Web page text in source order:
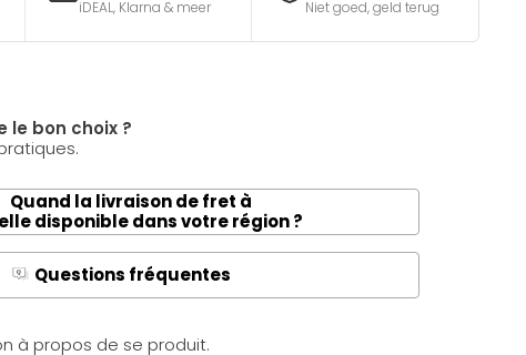
iDEAL, Klarna & meer Niet goed, geld terug
le bon choix ?
Quand la livraison de fret à
disponible dans votre région ?
Q Questions fréquentes